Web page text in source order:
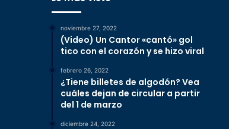
noviembre 27, 2022
(Video) Un Cantor «cantó» gol
tico con el corazón y se hizo viral
febrero 26, 2022
¿Tiene billetes de algodón? Vea
cuáles dejan de circular a partir
del 1 de marzo
diciembre 24, 2022